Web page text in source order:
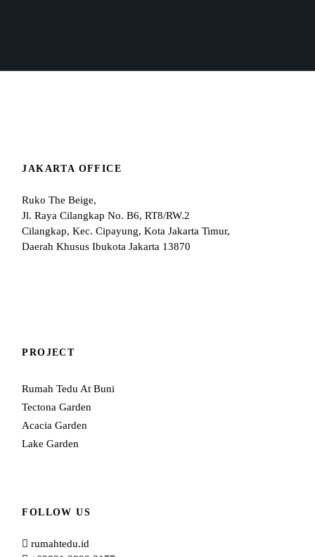
JAKARTA OFFICE
Ruko The Beige,
Jl. Raya Cilangkap No. B6, RT8/RW.2
Cilangkap, Kec. Cipayung, Kota Jakarta Timur,
Daerah Khusus Ibukota Jakarta 13870
PROJECT
Rumah Tedu At Buni
Tectona Garden
Acacia Garden
Lake Garden
FOLLOW US
rumahtedu.id